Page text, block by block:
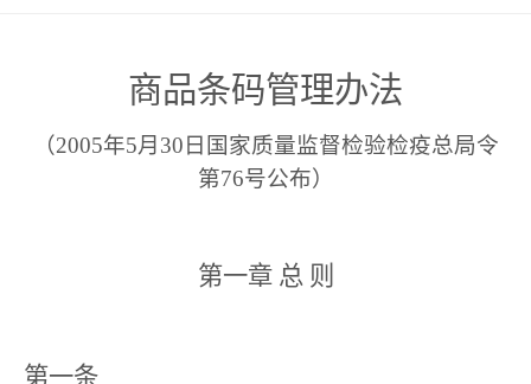
商品条码管理办法
（2005年5月 30 日国家质量监督检验检疫总局令
第76号公布）
第一章 总 则
第一条